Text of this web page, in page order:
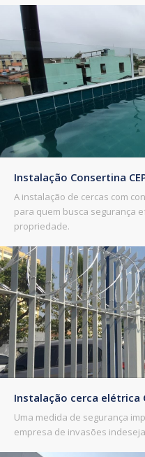
Instalação Consertina
A instalação de cercas com
para quem busca segurança
propriedade.
Instalação cerca elétrica
Uma medida de segurança
empresa de invasões